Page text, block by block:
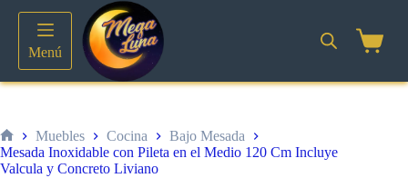
contenido
Menú
Inicio
Muebles Cocina
Bajo Mesada
Mesada Inoxidable con Pileta en el Medio 120 Cm Incluye
Valcula y Concreto Liviano